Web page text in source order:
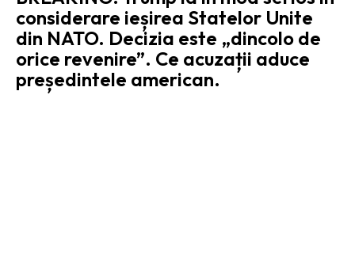
considerare ieșirea Statelor Unite
din NATO. Decizia este „dincolo de
orice revenire”. Ce acuzații aduce
președintele american.